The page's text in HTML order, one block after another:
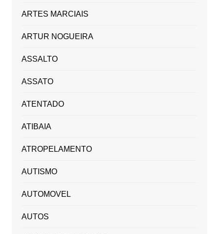
ARTES MARCIAIS
ARTUR NOGUEIRA
ASSALTO
ASSATO
ATENTADO
ATIBAIA
ATROPELAMENTO
AUTISMO
AUTOMOVEL
AUTOS